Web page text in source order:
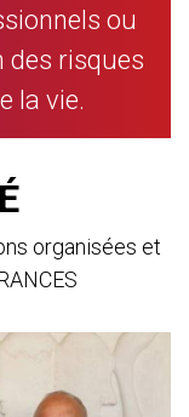
ou
des risques
la vie.
organisées et